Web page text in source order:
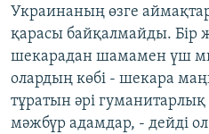
Украинаның өзге
қарасы байқалмайды. Бір
шекарадан шамамен үш
олардың көбі - шекара
тұратын әрі гуманитарлық
мәжбүр адамдар, - дейді